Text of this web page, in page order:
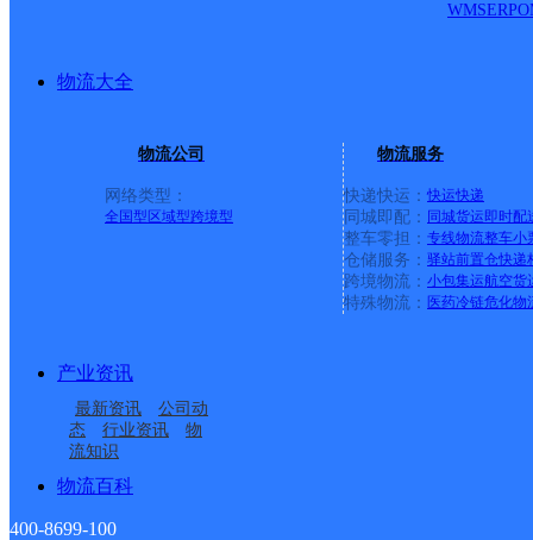
WMSERP
物流大全
物流公司
网络类型：
全国型 区域型跨境型
物流服务
快递快运： 快运快递
同城即配： 同城货运即时配
整车零担： 专线物流整车小
仓储服务： 驿站前置仓快递
跨境物流： 小包集运航空货
特殊物流： 医药冷链危化物
产业资讯
最新资讯
公司动
态
行业资讯
物
流知识
物流百科
400-8699-100
中国邮政集团有限公司新疆维吾尔自治区叶城县
发分部
辽宁本溪公司溪湖分部
本溪平山区千金路营业
部
桥头邮政支局
火连寨邮政支局